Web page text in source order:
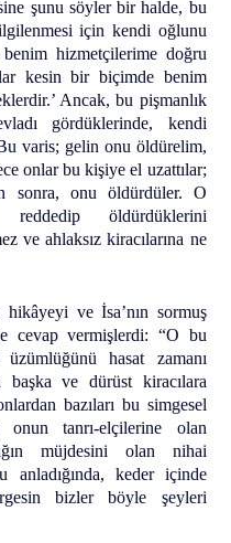
şunu söyler bir halde, bu
için kendi oğlunu
hizmetçilerime doğru
kesin bir biçimde benim
Ancak, bu pişmanlık
gördüklerinde, kendi
varis; gelin onu öldürelim,
onlar bu kişiye el uzattılar;
sonra, onu öldürdüler. O
öldürdüklerini
ve ahlaksız kiracılarına ne
ve İsa’nın sormuş
cevap vermişlerdi: “O bu
hasat zamanı
ve dürüst kiracılara
bazıları bu simgesel
tanrı-elçilerine olan
müjdesini olan nihai
anladığında, keder içinde
bizler böyle şeyleri